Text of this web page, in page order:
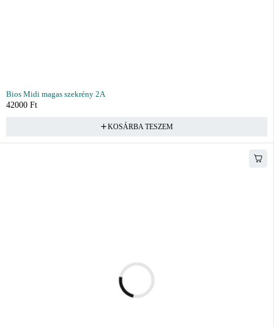
Bios Midi magas szekrény 2A
42000 Ft
KOSÁRBA TESZEM